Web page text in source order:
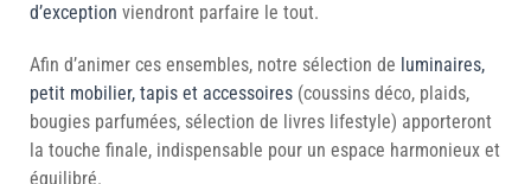
d’exception viendront parfaire le tout.
Afin d’animer ces ensembles, notre sélection de luminaires,
petit mobilier, tapis et accessoires (coussins déco, plaids,
bougies parfumées, sélection de livres lifestyle) apporteront
la touche finale, indispensable pour un espace harmonieux et
équilibré.